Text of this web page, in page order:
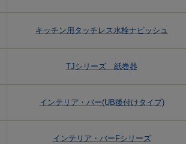
キッチン用タッチレス水栓ナビッシュ
TJシリーズ 紙巻器
インテリア・バー(UB後付けタイプ)
インテリア・バーFシリーズ